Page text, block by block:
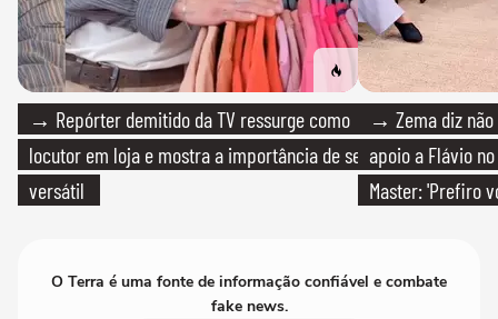
→ Repórter demitido da TV ressurge como
locutor em loja e mostra a importância de ser
versátil
→ Zema diz
apoio a Flávio
Master: 'Prefiro
O Terra é uma fonte de informação confiável e combate
fake news.